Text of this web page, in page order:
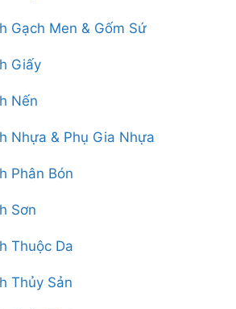
Gạch Men & Gốm Sứ
Giấy
Nến
Nhựa & Phụ Gia Nhựa
Phân Bón
Sơn
Thuộc Da
Thủy Sản